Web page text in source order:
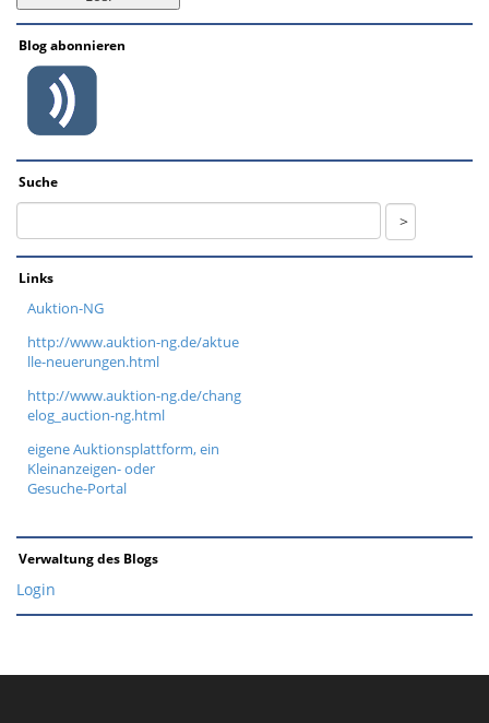
Blog abonnieren
Suche
Links
Auktion-NG
http://www.auktion-ng.de/aktue
lle-neuerungen.html
http://www.auktion-ng.de/chang
elog_auction-ng.html
eigene Auktionsplattform, ein
Kleinanzeigen- oder
Gesuche-Portal
Verwaltung des Blogs
Login